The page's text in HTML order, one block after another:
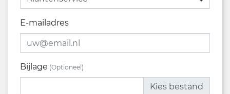
E-mailadres
Bijlage (Optioneel)